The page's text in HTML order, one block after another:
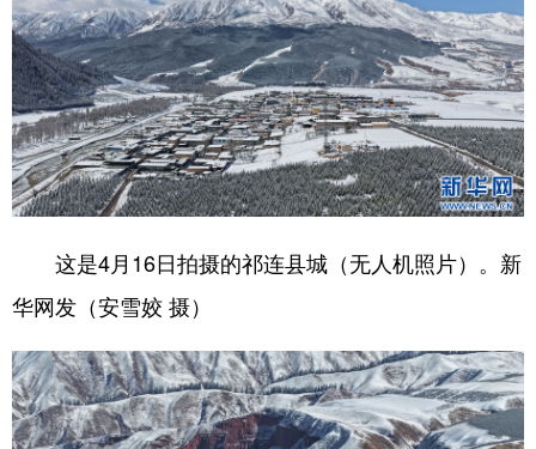
这是4月16日拍摄的祁连县城（无人机照片）。新
华网发（安雪姣 摄）